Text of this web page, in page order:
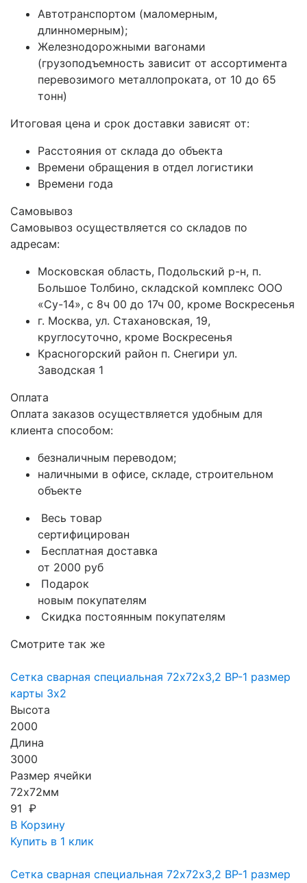
Автотранспортом (маломерным,
длинномерным);
Железнодорожными вагонами
(грузоподъемность зависит от ассортимента
перевозимого металлопроката, от 10 до 65
тонн)
Итоговая цена и срок доставки зависят от:
Расстояния от склада до объекта
Времени обращения в отдел логистики
Времени года
Самовывоз
Самовывоз осуществляется со складов по
адресам:
Московская область, Подольский р-н, п.
Большое Толбино, складской комплекс ООО
«Су-14», с 8ч 00 до 17ч 00, кроме Воскресенья
г. Москва, ул. Стахановская, 19,
круглосуточно, кроме Воскресенья
Красногорский район п. Снегири ул.
Заводская 1
Оплата
Оплата заказов осуществляется удобным для
клиента способом:
безналичным переводом;
наличными в офисе, складе, строительном
объекте
Весь товар
сертифицирован
Бесплатная доставка
от 2000 руб
Подарок
новым покупателям
Скидка постоянным покупателям
Смотрите так же
Сетка сварная специальная 72х72х3,2 ВР-1 размер
карты 3х2
Высота
2000
Длина
3000
Размер ячейки
72х72мм
91 ₽
В Корзину
Купить в 1 клик
Сетка сварная специальная 72х72х3,2 ВР-1 размер